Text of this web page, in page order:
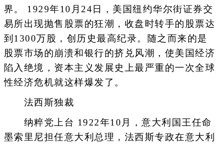
界。 1929年10月24日，美国纽约华尔街证券交
易所出现抛售股票的狂潮，收盘时转手的股票达
到1300万股，创历史最高纪录。随之而来的是
股票市场的崩溃和银行的挤兑风潮，使美国经济
陷入绝境，资本主义发展史上最严重的一次全球
性经济危机就这样爆发了。
法西斯独裁
纳粹党上台 1922年10月，意大利国王任命
墨索里尼担任意大利总理，法西斯专政在意大利